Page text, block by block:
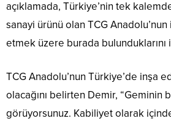
açıklamada, Türkiye’nin tek
sanayi ürünü olan TCG
etmek üzere burada bulunduklarını
TCG Anadolu’nun Türkiye’de inşa
olacağını belirten Demir, “Geminin
görüyorsunuz. Kabiliyet olarak